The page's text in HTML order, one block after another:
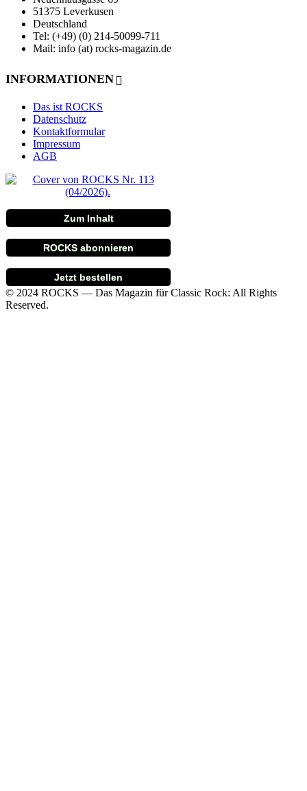
51375 Leverkusen
Deutschland
Tel: (+49) (0) 214-50099-711
Mail: info (at) rocks-magazin.de
INFORMATIONEN
Das ist ROCKS
Datenschutz
Kontaktformular
Impressum
AGB
Zum Inhalt
ROCKS abonnieren
Jetzt bestellen
© 2024 ROCKS — Das Magazin für Classic Rock: All Rights
Reserved.